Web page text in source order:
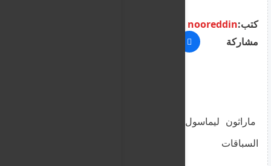
كتب:nooreddin
مشاركة
ماراثون ليماسول: سيتم إغلاق هذه الطرق بسبب
السباقات